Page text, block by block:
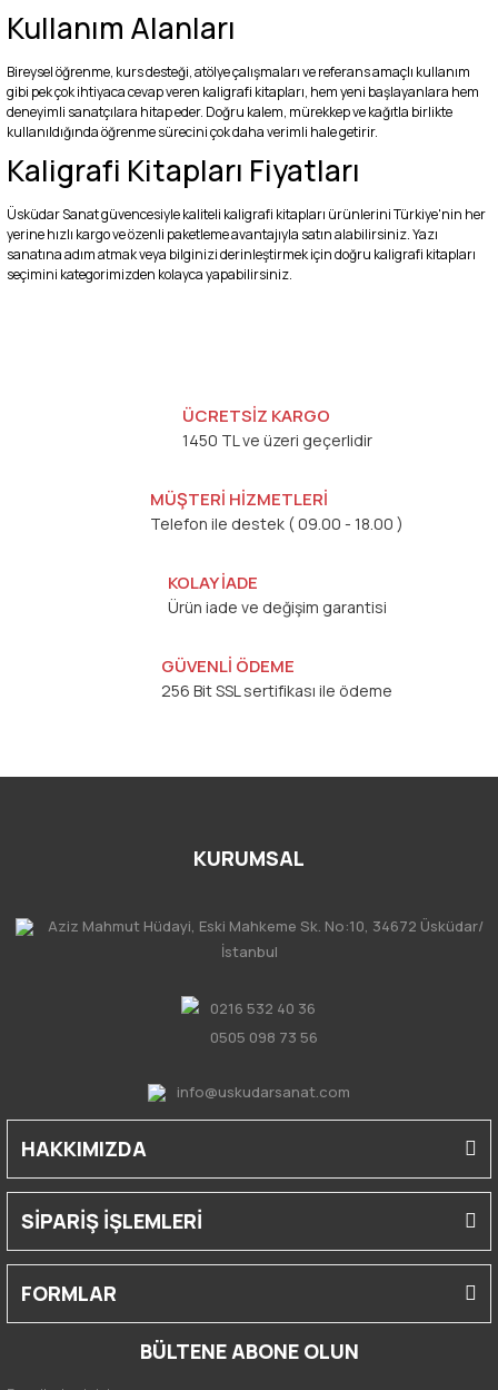
Kullanım Alanları
Bireysel öğrenme, kurs desteği, atölye çalışmaları ve referans amaçlı kullanım
gibi pek çok ihtiyaca cevap veren kaligrafi kitapları, hem yeni başlayanlara hem
deneyimli sanatçılara hitap eder. Doğru kalem, mürekkep ve kağıtla birlikte
kullanıldığında öğrenme sürecini çok daha verimli hale getirir.
Kaligrafi Kitapları Fiyatları
Üsküdar Sanat güvencesiyle kaliteli kaligrafi kitapları ürünlerini Türkiye'nin her
yerine hızlı kargo ve özenli paketleme avantajıyla satın alabilirsiniz. Yazı
sanatına adım atmak veya bilginizi derinleştirmek için doğru kaligrafi kitapları
seçimini kategorimizden kolayca yapabilirsiniz.
ÜCRETSİZ KARGO
1450 TL ve üzeri geçerlidir
MÜŞTERİ HİZMETLERİ
Telefon ile destek ( 09.00 - 18.00 )
KOLAY İADE
Ürün iade ve değişim garantisi
GÜVENLİ ÖDEME
256 Bit SSL sertifikası ile ödeme
KURUMSAL
Aziz Mahmut Hüdayi, Eski Mahkeme Sk. No:10, 34672 Üsküdar/
İstanbul
0216 532 40 36
0505 098 73 56
info@uskudarsanat.com
HAKKIMIZDA
SİPARİŞ İŞLEMLERİ
FORMLAR
BÜLTENE ABONE OLUN